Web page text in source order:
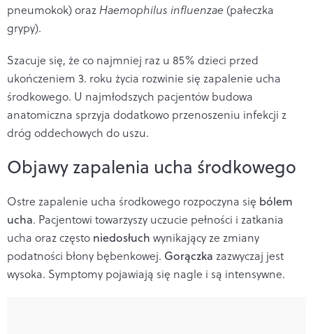
pneumokok) orazHaemophilus influenzae (pałeczka
grypy).
Szacuje się, że co najmniej raz u 85% dzieci przed
ukończeniem 3. roku życia rozwinie się zapalenie ucha
środkowego. U najmłodszych pacjentów budowa
anatomiczna sprzyja dodatkowo przenoszeniu infekcji z
dróg oddechowych do uszu.
Objawy zapalenia ucha środkowego
Ostre zapalenie ucha środkowego rozpoczyna się bólem
ucha. Pacjentowi towarzyszy uczucie pełności i zatkania
ucha oraz często niedosłuch wynikający ze zmiany
podatności błony bębenkowej. Gorączka zazwyczaj jest
wysoka. Symptomy pojawiają się nagle i są intensywne.